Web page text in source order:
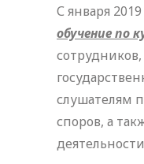
С января
обучение по
слушателям
споров, а